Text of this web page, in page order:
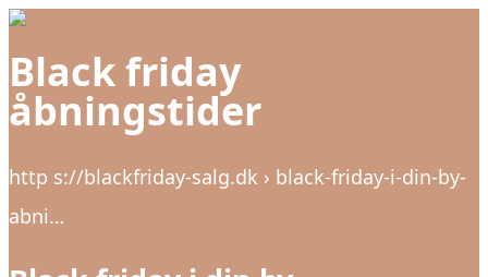
Black friday
åbningstider
http s://blackfriday-salg.dk › black-friday-i-din-by-
abni…